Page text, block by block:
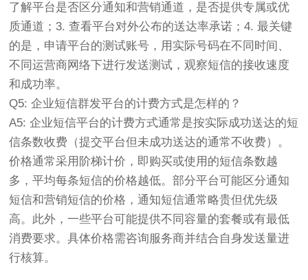
了解平台是否区分通知和营销通道，是否提供专属或优
质通道；3. 查看平台对外公布的送达率承诺；4. 最关键
的是，申请平台的测试账号，用实际号码在不同时间、
不同运营商网络下进行发送测试，观察短信的接收速度
和成功率。
Q5: 企业短信群发平台的计费方式是怎样的？
A5: 企业短信平台的计费方式通常是按实际成功送达的短
信条数收费（提交平台但未成功送达的通常不收费）。
价格通常采用阶梯计价，即购买或使用的短信条数越
多，平均每条短信的价格越低。部分平台可能区分通知
短信和营销短信的价格，通知短信通常略贵但优先级
高。此外，一些平台可能提供不同容量的套餐或有最低
消费要求。具体价格需咨询服务商并结合自身发送量进
行核算。